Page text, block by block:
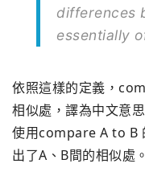
differences
essentially
依照這樣的定義，
相似處，譯為中文意
使用compare A to B
出了A、B間的相似處。